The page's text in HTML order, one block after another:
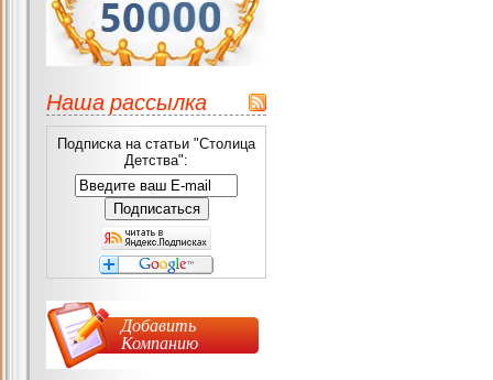
Наша рассылка
Подписка на статьи "Столица
Детства":
Добавить
Компанию